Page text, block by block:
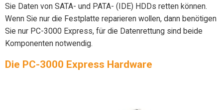
Sie Daten von SATA- und PATA- (IDE) HDDs retten können.
Wenn Sie nur die Festplatte reparieren wollen, dann benötigen
Sie nur PC-3000 Express, für die Datenrettung sind beide
Komponenten notwendig.
Die PC-3000 Express Hardware